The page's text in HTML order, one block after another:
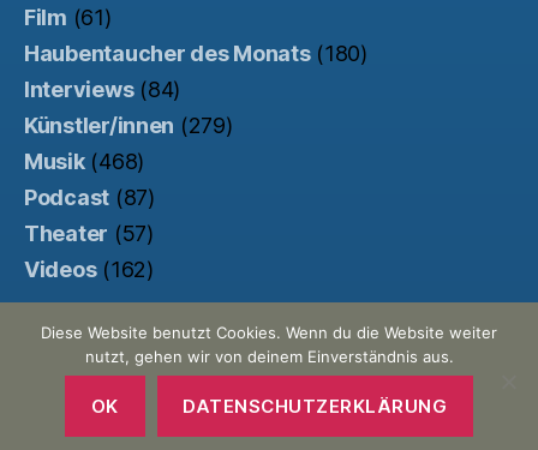
Film (61)
Haubentaucher des Monats(180)
Interviews(84)
Künstler/innen (279)
Musik(468)
Podcast (87)
Theater (57)
Videos(162)
© 2026Der Haubentaucher
Made with ♥ by Pretty Commercial/
Unterstützt von der
Kinowebsite Uncut
Nach oben
Diese Website benutzt Cookies. Wenn du die Website weiter
nutzt, gehen wir von deinem Einverständnis aus.
OK DATENSCHUTZERKLÄRUNG